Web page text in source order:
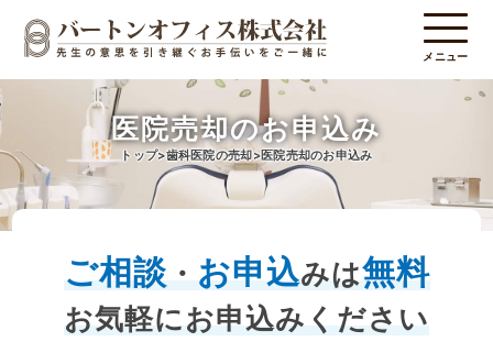
メニュー
医院売却のお申込み
トップ 歯科医院の売却 医院売却のお申込み
ご相談 ・ お申込みは無料
お気軽にお申込みください